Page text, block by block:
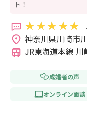
ト！
神奈川県川崎市
トー702
JR東海道本線
成婚者の声
オンライン面談